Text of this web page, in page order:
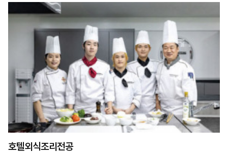
호텔외식조리전공